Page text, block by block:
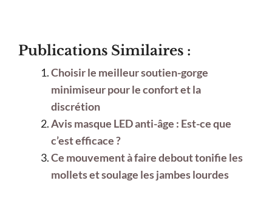
Publications Similaires :
Choisir le meilleur soutien-gorge
minimiseur pour le confort et la
discrétion
Avis masque LED anti-âge : Est-ce que
c’est efficace ?
Ce mouvement à faire debout tonifie les
mollets et soulage les jambes lourdes